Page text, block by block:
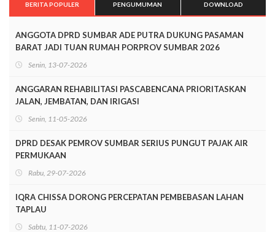
BERITA POPULER PENGUMUMAN DOWNLOAD
ANGGOTA DPRD SUMBAR ADE PUTRA DUKUNG PASAMAN
BARAT JADI TUAN RUMAH PORPROV SUMBAR 2026
Senin, 13-07-2026
ANGGARAN REHABILITASI PASCABENCANA PRIORITASKAN
JALAN, JEMBATAN, DAN IRIGASI
Senin, 11-05-2026
DPRD DESAK PEMROV SUMBAR SERIUS PUNGUT PAJAK AIR
PERMUKAAN
Rabu, 29-07-2026
IQRA CHISSA DORONG PERCEPATAN PEMBEBASAN LAHAN
TAPLAU
Sabtu, 11-07-2026